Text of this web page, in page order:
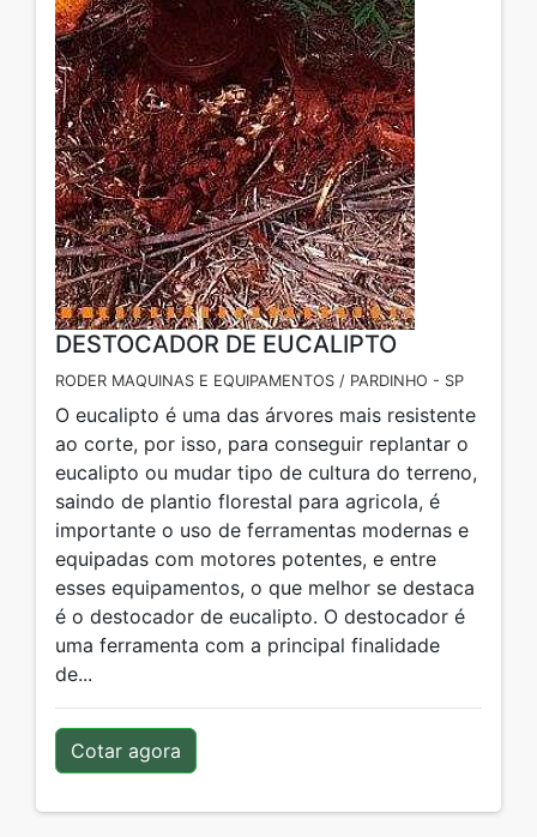
DESTOCADOR DE EUCALIPTO
RODER MAQUINAS E EQUIPAMENTOS / PARDINHO - SP
O eucalipto é uma das árvores mais resistente
ao corte, por isso, para conseguir replantar o
eucalipto ou mudar tipo de cultura do terreno,
saindo de plantio florestal para agricola, é
importante o uso de ferramentas modernas e
equipadas com motores potentes, e entre
esses equipamentos, o que melhor se destaca
é o destocador de eucalipto. O destocador é
uma ferramenta com a principal finalidade
de...
Cotar agora